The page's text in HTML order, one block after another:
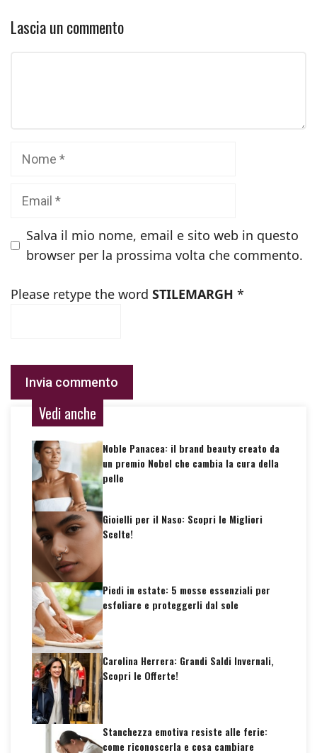
Lascia un commento
Salva il mio nome, email e sito web in questo
browser per la prossima volta che commento.
Please retype the word STILEMARGH *
Vedi anche
Noble Panacea: il brand beauty creato da
un premio Nobel che cambia la cura della
pelle
Gioielli per il Naso: Scopri le Migliori
Scelte!
Piedi in estate: 5 mosse essenziali per
esfoliare e proteggerli dal sole
Carolina Herrera: Grandi Saldi Invernali,
Scopri le Offerte!
Stanchezza emotiva resiste alle ferie:
come riconoscerla e cosa cambiare